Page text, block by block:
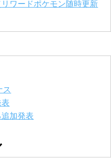
ワードポケモン随時更新
ス
加発表
ことで与ダメージ量が減少